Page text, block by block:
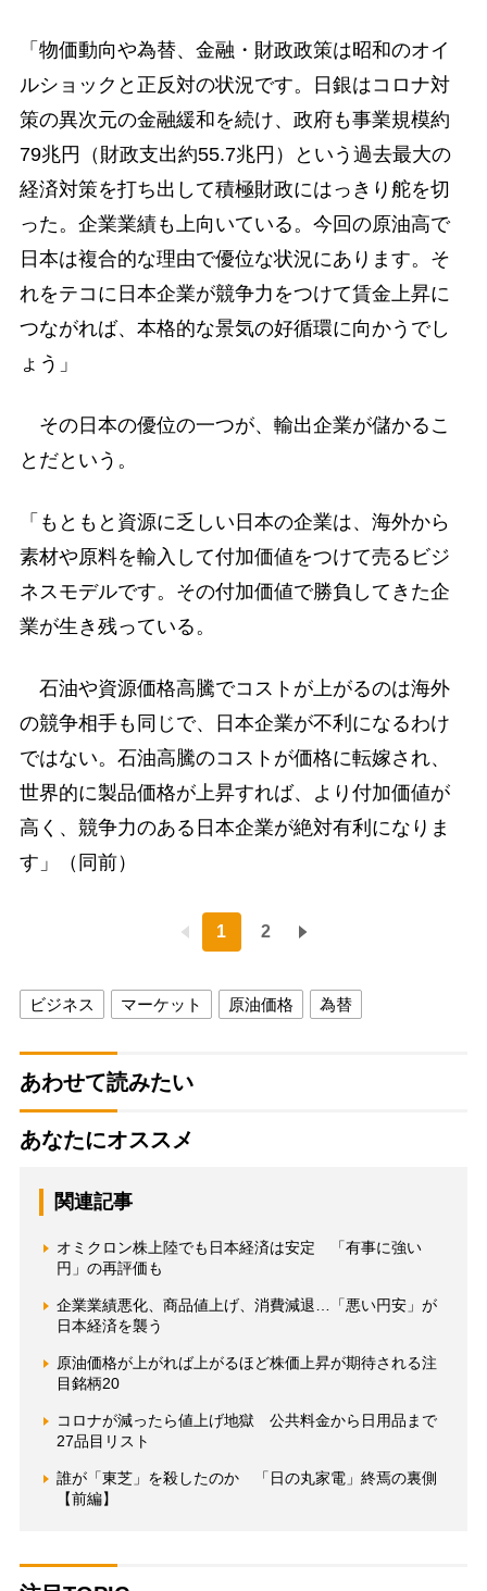
「物価動向や為替、金融・財政政策は昭和のオイ
ルショックと正反対の状況です。日銀はコロナ対
策の異次元の金融緩和を続け、政府も事業規模約
79兆円（財政支出約55.7兆円）という過去最大の
経済対策を打ち出して積極財政にはっきり舵を切
った。企業業績も上向いている。今回の原油高で
日本は複合的な理由で優位な状況にあります。そ
れをテコに日本企業が競争力をつけて賃金上昇に
つながれば、本格的な景気の好循環に向かうでし
ょう」
その日本の優位の一つが、輸出企業が儲かるこ
とだという。
「もともと資源に乏しい日本の企業は、海外から
素材や原料を輸入して付加価値をつけて売るビジ
ネスモデルです。その付加価値で勝負してきた企
業が生き残っている。
石油や資源価格高騰でコストが上がるのは海外
の競争相手も同じで、日本企業が不利になるわけ
ではない。石油高騰のコストが価格に転嫁され、
世界的に製品価格が上昇すれば、より付加価値が
高く、競争力のある日本企業が絶対有利になりま
す」（同前）
1 2
ビジネス マーケット 原油価格 為替
あわせて読みたい
あなたにオススメ
関連記事
オミクロン株上陸でも日本経済は安定 「有事に強い
円」の再評価も
企業業績悪化、商品値上げ、消費減退…「悪い円安」が
日本経済を襲う
原油価格が上がれば上がるほど株価上昇が期待される注
目銘柄20
コロナが減ったら値上げ地獄 公共料金から日用品まで
27品目リスト
誰が「東芝」を殺したのか 「日の丸家電」終焉の裏側
【前編】